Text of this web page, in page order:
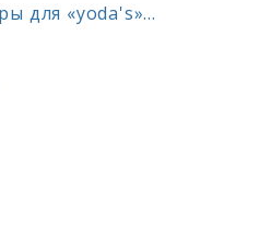
для «yoda's»...